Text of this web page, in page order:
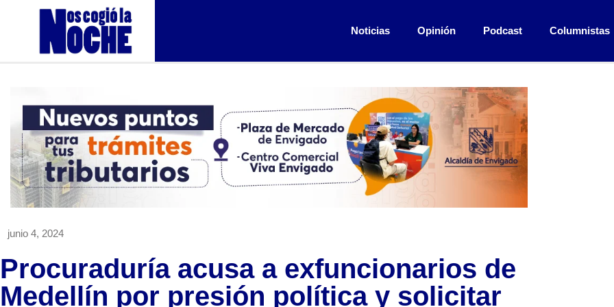
Noticias Opinión Podcast Columnistas
junio 4, 2024
Procuraduría acusa a exfuncionarios de
Medellín por presión política y solicitar